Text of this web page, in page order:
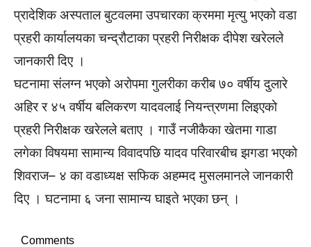
प्रादेशिक अस्पताल बुटवलमा उपचारका क्रममा मृत्यु भएको वडा
प्रहरी कार्यालयका चन्द्रौटाका प्रहरी निरीक्षक दीपेश खरेलले
जानकारी दिए ।
घटनामा संलग्न भएको अरोपमा गुलरीका करीब ७० वर्षीय दुलारे
अहिर र ४५ वर्षीय बलिकरण यादवलाई नियन्त्रणमा लिइएको
प्रहरी निरीक्षक खरेलले बताए । गाउँ नजीकैका खेतमा गाडा
लगेका विषयमा सामान्य विवादपछि यादव परिवारबीच झगडा भएको
शिवराज– ४ का वडाध्यक्ष सफिक अहम्मद मुसलमानले जानकारी
दिए । घटनामा ६ जना सामान्य घाइते भएका छन् ।
Comments